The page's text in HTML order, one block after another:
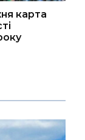
карта